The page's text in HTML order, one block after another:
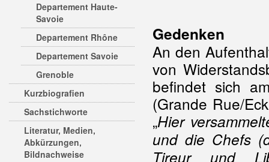
Departement Haute-
Savoie
Departement Rhône
Departement Savoie
Grenoble
Kurzbiografien
Sachstichworte
Literatur, Medien,
Abkürzungen,
Bildnachweise
Gedenken
An den
von
befindet sich
(Grande Rue/
„Hier
und die Chefs
Tireur und